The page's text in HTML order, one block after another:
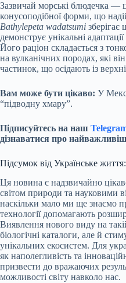
Зазвичай морські блюдечка —
конусоподібної форми, що
Bathylepeta wadatsumi
демонструє унікальні
Його раціон складається з
на вулканічних породах, які
частинок, що осідають із
Вам може бути цікаво: У
“підводну хмару”.
Підписуйтесь на наш
дізнаватися про
Підсумок від Українське життя:
Ця новина є надзвичайно
світом природи та науковими
наскільки мало ми ще знаємо
технології допомагають
Виявлення нового виду на
біологічні каталоги, але й
унікальних екосистем. Для
як наполегливість та
призвести до вражаючих
можливості світу навколо нас.